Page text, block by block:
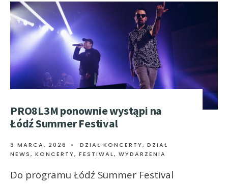
PRO8L3M ponownie wystąpi na
Łódź Summer Festival
3 MARCA, 2026 • DZIAŁ KONCERTY, DZIAŁ
NEWS, KONCERTY, FESTIWAL, WYDARZENIA
Do programu Łódź Summer Festival